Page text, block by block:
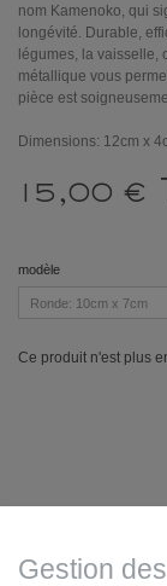
nom Kamenoko, qui
longévité. Durable,
légumes, la vaisselle,
métallique vous
pièce est
Dimensions: 12cm x
15,00 €
modèle
Ce produit n'est plus
Gestion